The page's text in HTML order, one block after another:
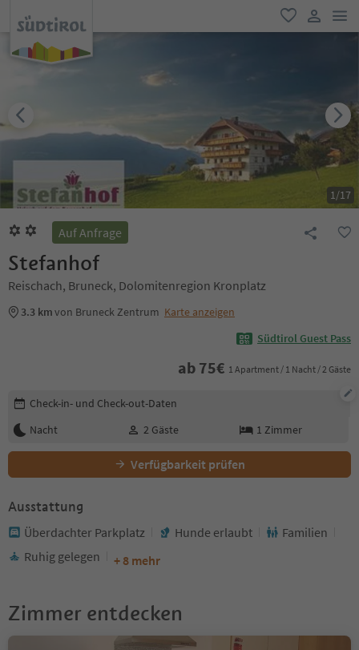
favorit
user link
1/17
Auf Anfrage
Stefanhof
Reischach, Bruneck, Dolomitenregion Kronplatz
3.3 kmvon Bruneck Zentrum Karte anzeigen
Südtirol Guest Pass
ab 75€ 1 Apartment / 1 Nacht / 2 Gäste
Buchungsdetails bearbeiten
Check-in- und Check-out-Daten
Nacht
2 Gäste 1 Zimmer
Verfügbarkeit prüfen
Ausstattung
Überdachter Parkplatz Hunde erlaubt
Familien
Ruhig gelegen
+ 8 mehr
Zimmer entdecken